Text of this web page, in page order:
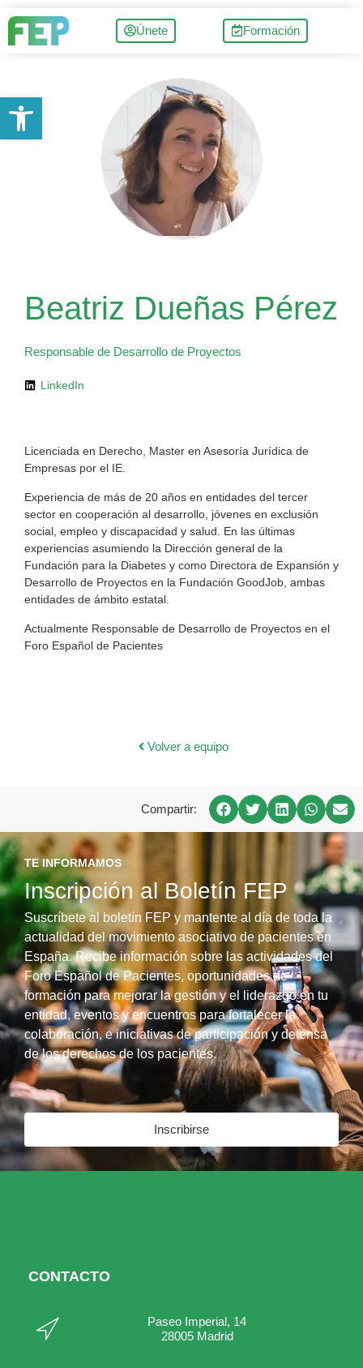
Únete Formación
Beatriz Dueñas Pérez
Responsable de Desarrollo de Proyectos
LinkedIn
Licenciada en Derecho, Master en Asesoría Jurídica de
Empresas por el IE.
Experiencia de más de 20 años en entidades del tercer
sector en cooperación al desarrollo, jóvenes en exclusión
social, empleo y discapacidad y salud. En las últimas
experiencias asumiendo la Dirección general de la
Fundación para la Diabetes y como Directora de Expansión y
Desarrollo de Proyectos en la Fundación GoodJob, ambas
entidades de ámbito estatal.
Actualmente Responsable de Desarrollo de Proyectos en el
Foro Español de Pacientes
Volver a equipo
Compartir:
TE INFORMAMOS
Inscripción al Boletín FEP
Suscríbete al boletín FEP y mantente al día de toda la
actualidad del movimiento asociativo de pacientes en
España. Recibe información sobre las actividades del
Foro Español de Pacientes, oportunidades de
formación para mejorar la gestión y el liderazgo en tu
entidad, eventos y encuentros para fortalecer la
colaboración, e iniciativas de participación y defensa
de los derechos de los pacientes.
Inscribirse
CONTACTO
Paseo Imperial, 14
28005 Madrid
Abrir barra de herramientas